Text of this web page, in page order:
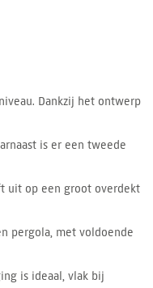
Dankzij het ontwerp
is er een tweede
uit op een groot overdekt
pergola, met voldoende
is ideaal, vlak bij